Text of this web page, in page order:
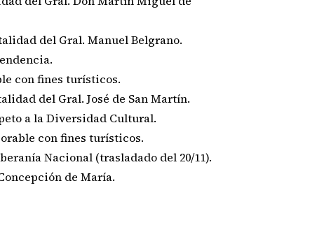
del Gral. Manuel Belgrano.
con fines turísticos.
del Gral. José de San Martín.
a la Diversidad Cultural.
con fines turísticos.
Nacional (trasladado del 20/11).
de María.